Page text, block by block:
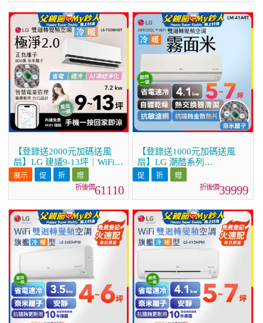
【登錄送2000元加碼送風
扇】LG 建議9-13坪｜WiFi
雙迴轉變頻空調｜極淨2.0系
列｜AI 氣流 & 奈米離子
61110
【登錄送1000元加碼送風
扇】LG 潮酷系列
ARTCOOL™ WiFi 潮酷冷暖
雙迴轉變頻空調 - 霧面米
_4.1kw_建議適用坪數約5-7
39999